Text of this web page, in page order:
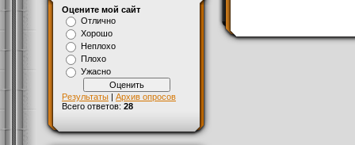
Оцените мой сайт
Отлично
Хорошо
Неплохо
Плохо
Ужасно
Результаты | Архив опросов
Всего ответов: 28